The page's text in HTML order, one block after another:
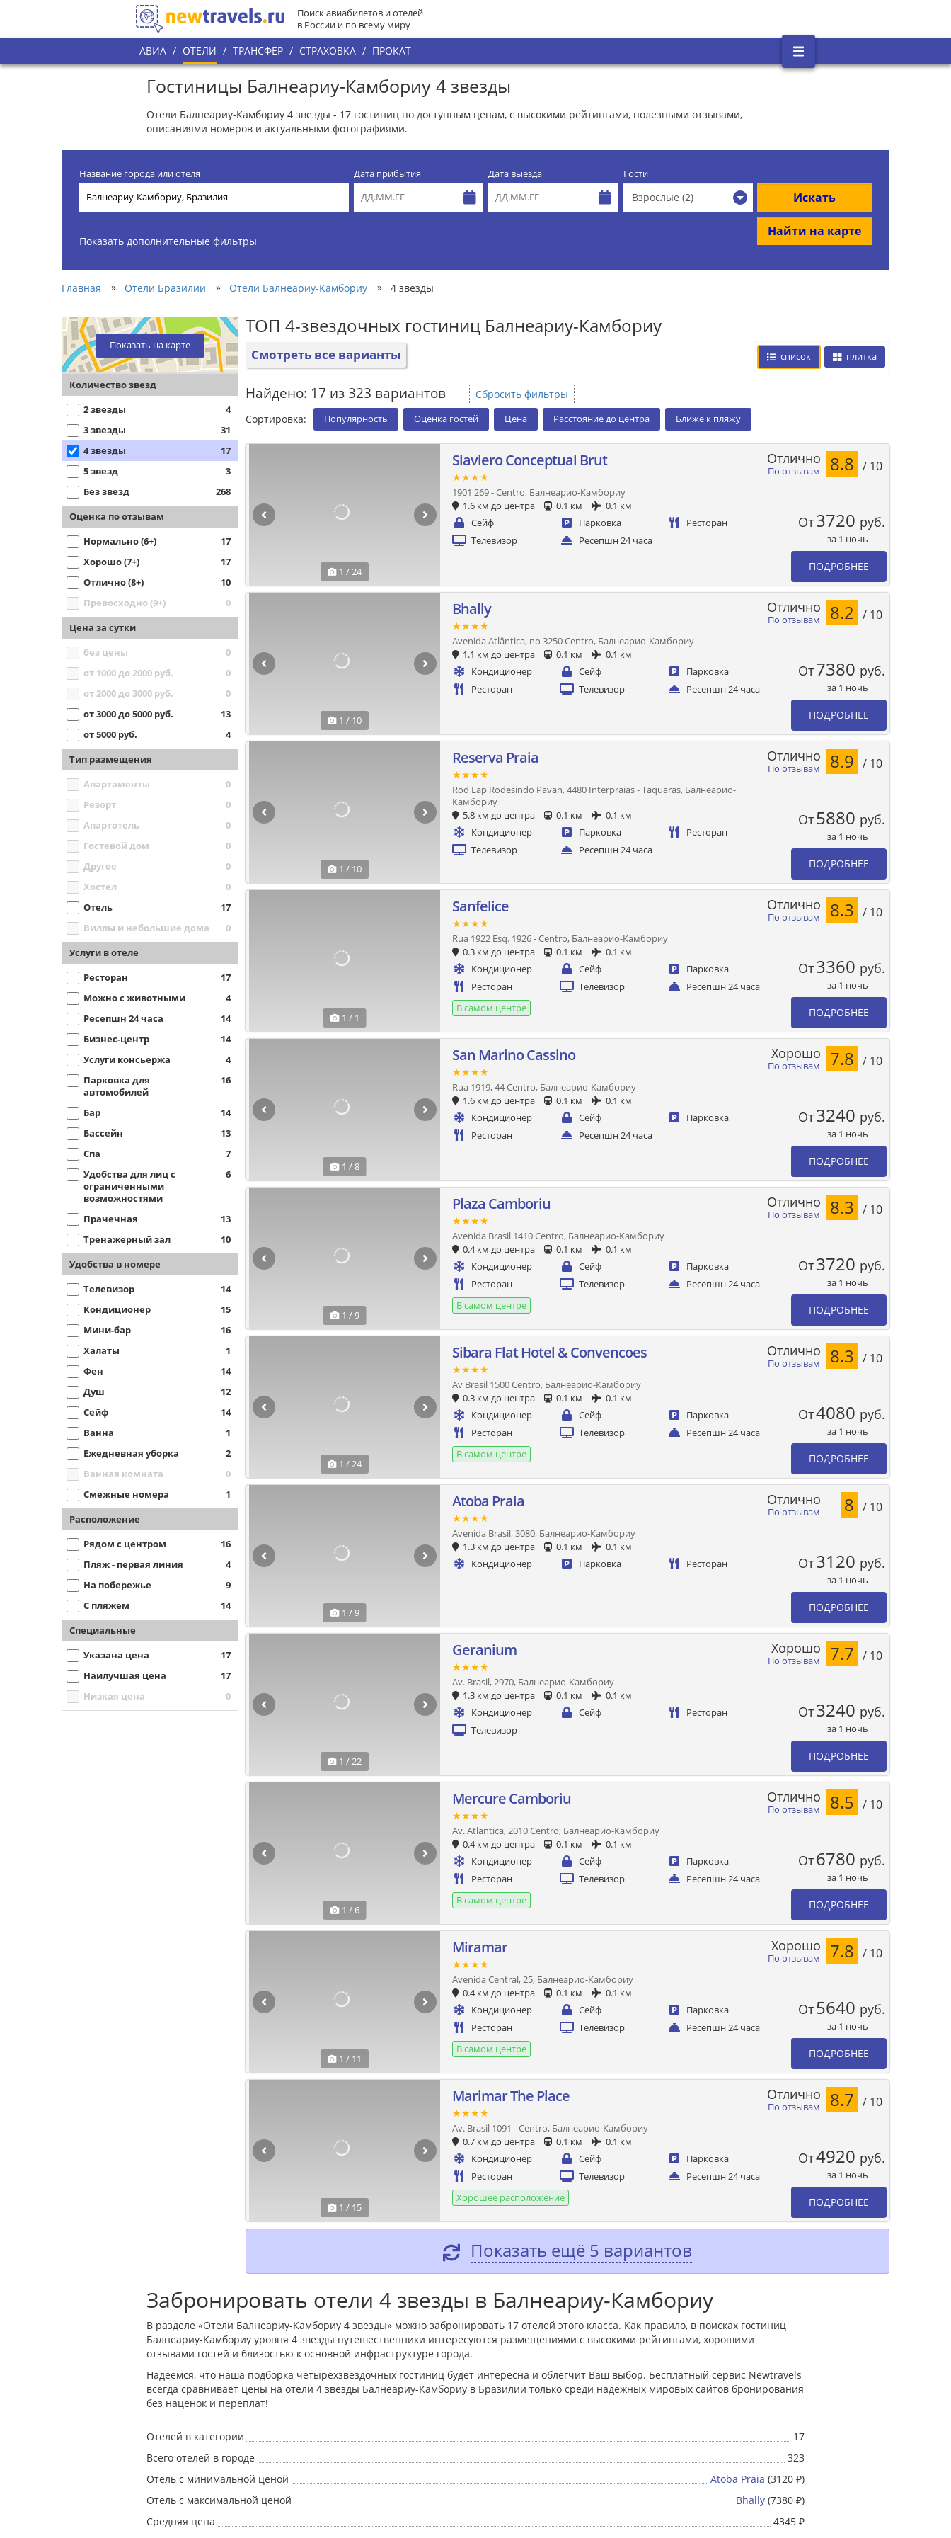
Поиск авиабилетов и отелей
в России и по всему миру
АВИА / ОТЕЛИ / ТРАНСФЕР / СТРАХОВКА / ПРОКАТ
Гостиницы Балнеариу-Камбориу 4 звезды
Отели Балнеариу-Камбориу 4 звезды - 17 гостиниц по доступным ценам, с высокими рейтингами, полезными отзывами,
описаниями номеров и актуальными фотографиями.
Название города или отеля Дата прибытия Дата выезда Гости
Взрослые (2) Искать
Найти на карте
Показать дополнительные фильтры
Главная » Отели Бразилии » Отели Балнеариу-Камбориу » 4 звезды
Показать на карте
Количество звезд
2 звезды
4
3 звезды
31
4 звезды
17
5 звезд
3
Без звезд
268
Оценка по отзывам
Нормально (6+)
17
Хорошо (7+)
17
Отлично (8+)
10
Превосходно (9+)
0
Цена за сутки
без цены
0
от 1000 до 2000 руб.
0
от 2000 до 3000 руб.
0
от 3000 до 5000 руб.
13
от 5000 руб.
4
Тип размещения
Апартаменты
0
Резорт
0
Апартотель
0
Гостевой дом
0
Другое
0
Хостел
0
Отель
17
Виллы и небольшие дома
0
Услуги в отеле
Ресторан
17
Можно с животными
4
Ресепшн 24 часа
14
Бизнес-центр
14
Услуги консьержа
4
Парковка для
автомобилей
16
Бар
14
Бассейн
13
Спа
7
Удобства для лиц с
ограниченными
возможностями
6
Прачечная
13
Тренажерный зал
10
Удобства в номере
Телевизор
14
Кондиционер
15
Мини-бар
16
Халаты
1
Фен
14
Душ
12
Сейф
14
Ванна
1
Ежедневная уборка
2
Ванная комната
0
Смежные номера
1
Расположение
Рядом с центром
16
Пляж - первая линия
4
На побережье
9
С пляжем
14
Специальные
Указана цена
17
Наилучшая цена
17
Низкая цена
0
ТОП 4-звездочных гостиниц Балнеариу-Камбориу
Смотреть все варианты список плитка
Найдено: 17 из 323 вариантов
Сбросить фильтры
Сортировка:
Популярность Оценка гостей Цена Расстояние до центра Ближе к пляжу
1 / 24
Slaviero Conceptual Brut
★★★★
1901 269 - Centro, Балнеарио-Камбориу
1.6 км до центра
0.1 км
0.1 км
Сейф
Парковка
Ресторан
Телевизор
Ресепшн 24 часа
По отзывам
Отлично 8.8 / 10
От3720 руб.
за 1 ночь
ПОДРОБНЕЕ
1 / 10
Bhally
★★★★
Avenida Atlântica, no 3250 Centro, Балнеарио-Камбориу
1.1 км до центра
0.1 км
0.1 км
Кондиционер
Сейф
Парковка
Ресторан
Телевизор Ресепшн 24 часа
По отзывам
Отлично 8.2 / 10
От7380 руб.
за 1 ночь
ПОДРОБНЕЕ
1 / 10
Reserva Praia
★★★★
Rod Lap Rodesindo Pavan, 4480 Interpraias - Taquaras, Балнеарио-
Камбориу
5.8 км до центра
0.1 км
0.1 км
Кондиционер
Парковка
Ресторан
Телевизор
Ресепшн 24 часа
По отзывам
Отлично 8.9 / 10
От5880 руб.
за 1 ночь
ПОДРОБНЕЕ
1 / 1
Sanfelice
★★★★
Rua 1922 Esq. 1926 - Centro, Балнеарио-Камбориу
0.3 км до центра
0.1 км
0.1 км
Кондиционер
Сейф
Парковка
Ресторан
Телевизор
Ресепшн 24 часа
В самом центре
По отзывам
Отлично 8.3 / 10
От3360 руб.
за 1 ночь
ПОДРОБНЕЕ
1 / 8
San Marino Cassino
★★★★
Rua 1919, 44 Centro, Балнеарио-Камбориу
1.6 км до центра
0.1 км
0.1 км
Кондиционер
Сейф
Парковка
Ресторан
Ресепшн 24 часа
По отзывам
Хорошо 7.8 / 10
От3240 руб.
за 1 ночь
ПОДРОБНЕЕ
1 / 9
Plaza Camboriu
★★★★
Avenida Brasil 1410 Centro, Балнеарио-Камбориу
0.4 км до центра
0.1 км
0.1 км
Кондиционер
Сейф
Парковка
Ресторан
Телевизор
Ресепшн 24 часа
В самом центре
По отзывам
Отлично 8.3 / 10
От3720 руб.
за 1 ночь
ПОДРОБНЕЕ
1 / 24
Sibara Flat Hotel & Convencoes
★★★★
Av Brasil 1500 Centro, Балнеарио-Камбориу
0.3 км до центра
0.1 км
0.1 км
Кондиционер
Сейф
Парковка
Ресторан
Телевизор
Ресепшн 24 часа
В самом центре
По отзывам
Отлично 8.3 / 10
От4080 руб.
за 1 ночь
ПОДРОБНЕЕ
1 / 9
Atoba Praia
★★★★
Avenida Brasil, 3080, Балнеарио-Камбориу
1.3 км до центра
0.1 км
0.1 км
Кондиционер
Парковка Ресторан
По отзывам
Отлично 8 / 10
От3120 руб.
за 1 ночь
ПОДРОБНЕЕ
1 / 22
Geranium
★★★★
Av. Brasil, 2970, Балнеарио-Камбориу
1.3 км до центра
0.1 км
0.1 км
Кондиционер
Сейф
Ресторан
Телевизор
По отзывам
Хорошо 7.7 / 10
От3240 руб.
за 1 ночь
ПОДРОБНЕЕ
1 / 6
Mercure Camboriu
★★★★
Av. Atlantica, 2010 Centro, Балнеарио-Камбориу
0.4 км до центра
0.1 км
0.1 км
Кондиционер
Сейф
Парковка
Ресторан
Телевизор
Ресепшн 24 часа
В самом центре
По отзывам
Отлично 8.5 / 10
От6780 руб.
за 1 ночь
ПОДРОБНЕЕ
1 / 11
Miramar
★★★★
Avenida Central, 25, Балнеарио-Камбориу
0.4 км до центра
0.1 км
0.1 км
Кондиционер
Сейф
Парковка
Ресторан
Телевизор
Ресепшн 24 часа
В самом центре
По отзывам
Хорошо 7.8 / 10
От5640 руб.
за 1 ночь
ПОДРОБНЕЕ
1 / 15
Marimar The Place
★★★★
Av. Brasil 1091 - Centro, Балнеарио-Камбориу
0.7 км до центра
0.1 км
0.1 км
Кондиционер
Сейф
Парковка
Ресторан
Телевизор
Ресепшн 24 часа
Хорошее расположение
По отзывам
Отлично 8.7 / 10
От4920 руб.
за 1 ночь
ПОДРОБНЕЕ
Показать ещё 5 вариантов
Забронировать отели 4 звезды в Балнеариу-Камбориу
В разделе «Отели Балнеариу-Камбориу 4 звезды» можно забронировать 17 отелей этого класса. Как правило, в поисках гостиниц
Балнеариу-Камбориу уровня 4 звезды путешественники интересуются размещениями с высокими рейтингами, хорошими
отзывами гостей и близостью к основной инфраструктуре города.
Надеемся, что наша подборка четырехзвездочных гостиниц будет интересна и облегчит Ваш выбор. Бесплатный сервис Newtravels
всегда сравнивает цены на отели 4 звезды Балнеариу-Камбориу в Бразилии только среди надежных мировых сайтов бронирования
без наценок и переплат!
Отелей в категории
17
Всего отелей в городе
323
Отель с минимальной ценой
Atoba Praia (3120 ₽)
Отель с максимальной ценой
Bhally (7380 ₽)
Средняя цена
4345 ₽